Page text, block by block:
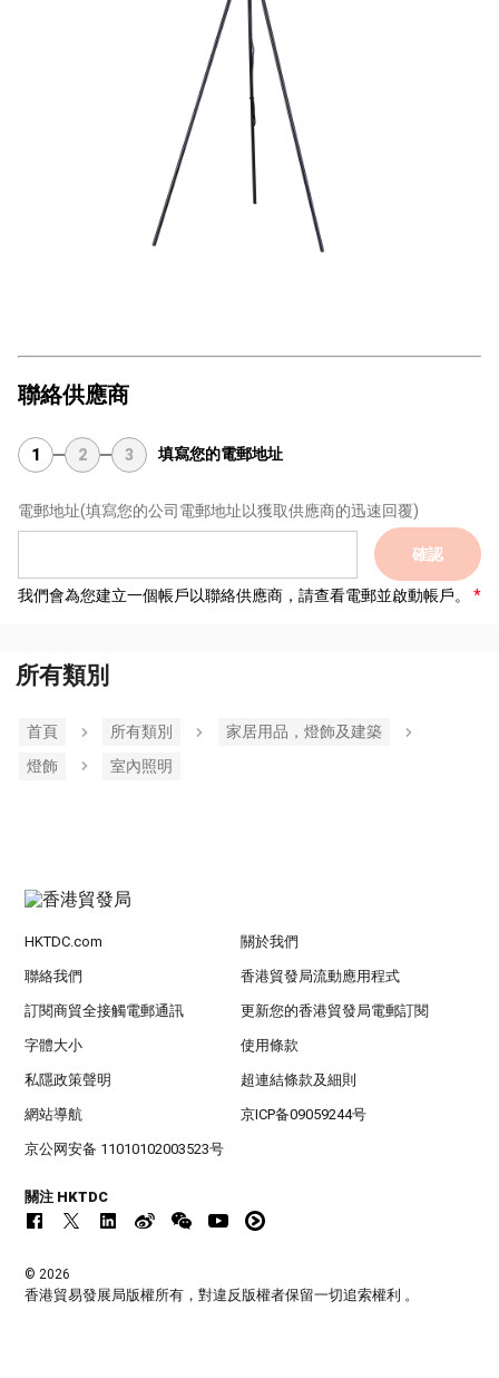
聯絡供應商
1 2 3 填寫您的電郵地址
電郵地址(填寫您的公司電郵地址以獲取供應商的迅速回覆)
確認
我們會為您建立一個帳戶以聯絡供應商，請查看電郵並啟動帳戶。
所有類別
首頁 所有類別
家居用品，燈飾及建築
燈飾
室內照明
HKTDC.com 關於我們
聯絡我們 香港貿發局流動應用程式
訂閱商貿全接觸電郵通訊 更新您的香港貿發局電郵訂閱
字體大小 使用條款
私隱政策聲明 超連結條款及細則
網站導航 京ICP备09059244号
京公网安备 11010102003523号
關注 HKTDC
© 2026
香港貿易發展局版權所有，對違反版權者保留一切追索權利 。